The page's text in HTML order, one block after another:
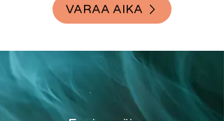
VARAA AIKA